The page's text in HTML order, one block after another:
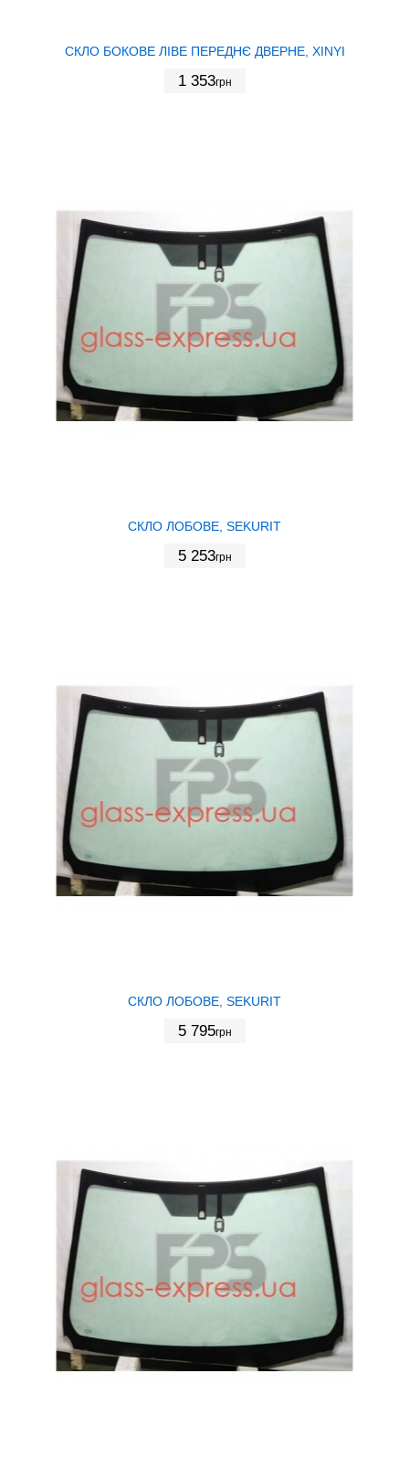
СКЛО БОКОВЕ ЛІВЕ ПЕРЕДНЄ ДВЕРНЕ, XINYI
1 353грн
СКЛО ЛОБОВЕ, SEKURIT
5 253грн
СКЛО ЛОБОВЕ, SEKURIT
5 795грн